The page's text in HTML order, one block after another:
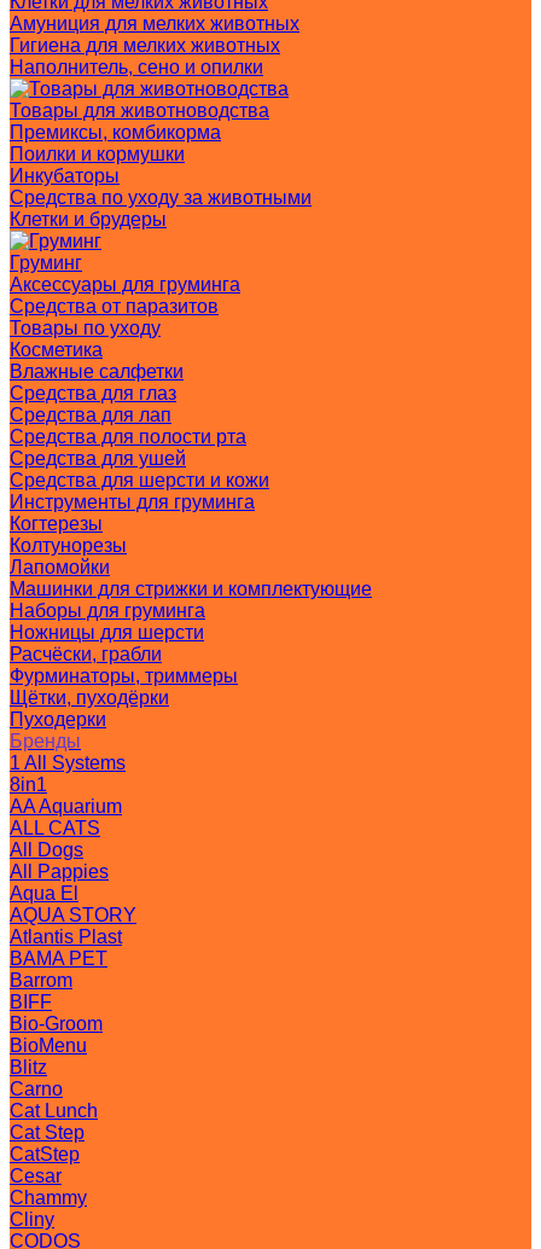
Амуниция для мелких животных
Гигиена для мелких животных
Наполнитель, сено и опилки
Товары для животноводства
Премиксы, комбикорма
Поилки и кормушки
Инкубаторы
Средства по уходу за животными
Клетки и брудеры
Груминг
Аксессуары для груминга
Средства от паразитов
Товары по уходу
Косметика
Влажные салфетки
Средства для глаз
Средства для лап
Средства для полости рта
Средства для ушей
Средства для шерсти и кожи
Инструменты для груминга
Когтерезы
Колтунорезы
Лапомойки
Машинки для стрижки и комплектующие
Наборы для груминга
Ножницы для шерсти
Расчёски, грабли
Фурминаторы, триммеры
Щётки, пуходёрки
Пуходерки
Бренды
1 All Systems
8in1
AA Aquarium
ALL CATS
All Dogs
All Pappies
Aqua El
AQUA STORY
Atlantis Plast
BAMA PET
Barrom
BIFF
Bio-Groom
BioMenu
Blitz
Carno
Cat Lunch
Cat Step
CatStep
Cesar
Chammy
Cliny
CODOS